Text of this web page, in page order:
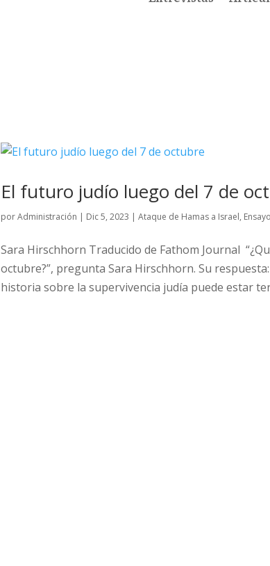
El futuro judío luego del 7 de
porAdministración | Dic 5, 2023 | Ataque de Hamas a Israel,
Sara Hirschhorn Traducido de Fathom Journal
octubre?”, pregunta Sara Hirschhorn. Su
historia sobre la supervivencia judía puede estar